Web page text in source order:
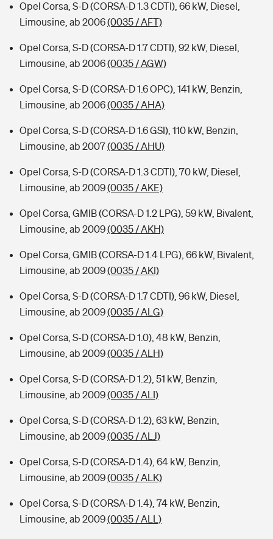
Opel Corsa, S-D (CORSA-D 1.3 CDTI), 66 kW, Diesel,
Limousine, ab 2006(0035 / AFT)
Opel Corsa, S-D (CORSA-D 1.7 CDTI), 92 kW, Diesel,
Limousine, ab 2006(0035 / AGW)
Opel Corsa, S-D (CORSA-D 1.6 OPC), 141 kW, Benzin,
Limousine, ab 2006(0035 / AHA)
Opel Corsa, S-D (CORSA-D 1.6 GSI), 110 kW, Benzin,
Limousine, ab 2007(0035 / AHU)
Opel Corsa, S-D (CORSA-D 1.3 CDTI), 70 kW, Diesel,
Limousine, ab 2009(0035 / AKE)
Opel Corsa, GMIB (CORSA-D 1.2 LPG), 59 kW, Bivalent,
Limousine, ab 2009(0035 / AKH)
Opel Corsa, GMIB (CORSA-D 1.4 LPG), 66 kW, Bivalent,
Limousine, ab 2009(0035 / AKI)
Opel Corsa, S-D (CORSA-D 1.7 CDTI), 96 kW, Diesel,
Limousine, ab 2009(0035 / ALG)
Opel Corsa, S-D (CORSA-D 1.0), 48 kW, Benzin,
Limousine, ab 2009(0035 / ALH)
Opel Corsa, S-D (CORSA-D 1.2), 51 kW, Benzin,
Limousine, ab 2009(0035 / ALI)
Opel Corsa, S-D (CORSA-D 1.2), 63 kW, Benzin,
Limousine, ab 2009(0035 / ALJ)
Opel Corsa, S-D (CORSA-D 1.4), 64 kW, Benzin,
Limousine, ab 2009(0035 / ALK)
Opel Corsa, S-D (CORSA-D 1.4), 74 kW, Benzin,
Limousine, ab 2009(0035 / ALL)